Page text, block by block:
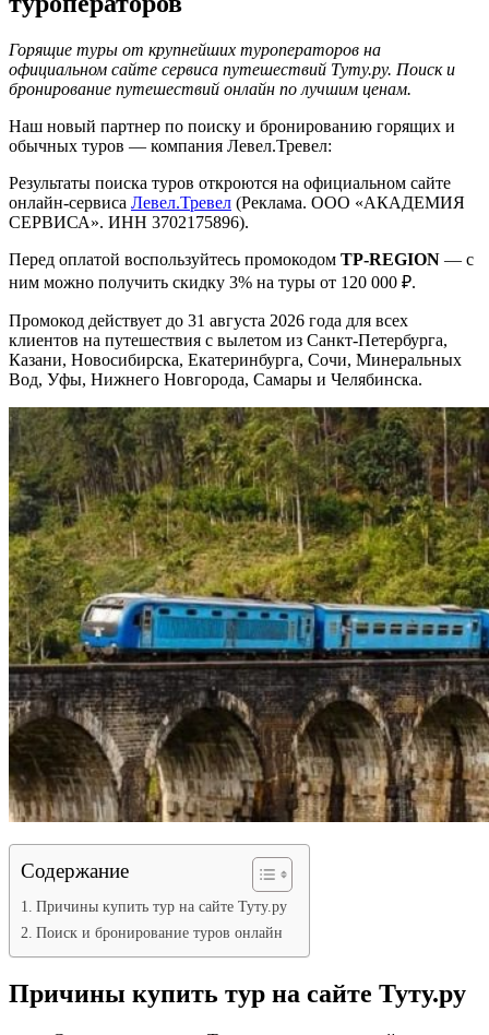
Горящие туры от крупнейших туроператоров на
официальном сайте сервиса путешествий Туту.ру. Поиск и
бронирование путешествий онлайн по лучшим ценам.
Наш новый партнер по поиску и бронированию горящих и
обычных туров — компания Левел.Тревел:
Результаты поиска туров откроются на официальном сайте
онлайн-сервиса Левел.Тревел (Реклама. ООО «АКАДЕМИЯ
СЕРВИСА». ИНН 3702175896).
Перед оплатой воспользуйтесь промокодом TP-REGION — с
ним можно получить скидку 3% на туры от 120 000 ₽.
Промокод действует до 31 августа 2026 года для всех
клиентов на путешествия с вылетом из Санкт-Петербурга,
Казани, Новосибирска, Екатеринбурга, Сочи, Минеральных
Вод, Уфы, Нижнего Новгорода, Самары и Челябинска.
Содержание
Причины купить тур на сайте Туту.ру
Поиск и бронирование туров онлайн
Причины купить тур на сайте Туту.ру